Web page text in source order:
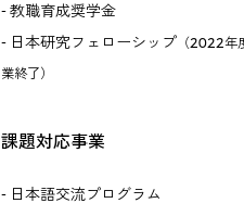
教職育成奨学金
日本研究フェローシップ （2022年
業終了）
課題対応事業
日本語交流プログラム